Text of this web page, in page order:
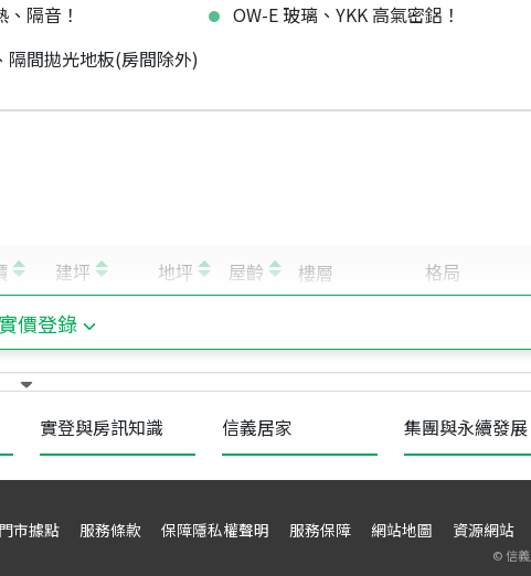
隔音！
OW-E 玻璃、YKK 高氣密鋁！
隔間拋光地板(房間除外)
價登錄
實登與房訊知識 信義居家 集團與永續發展
門市據點 服務條款 保障隱私權聲明 服務保障 網站地圖 資源網站
©信